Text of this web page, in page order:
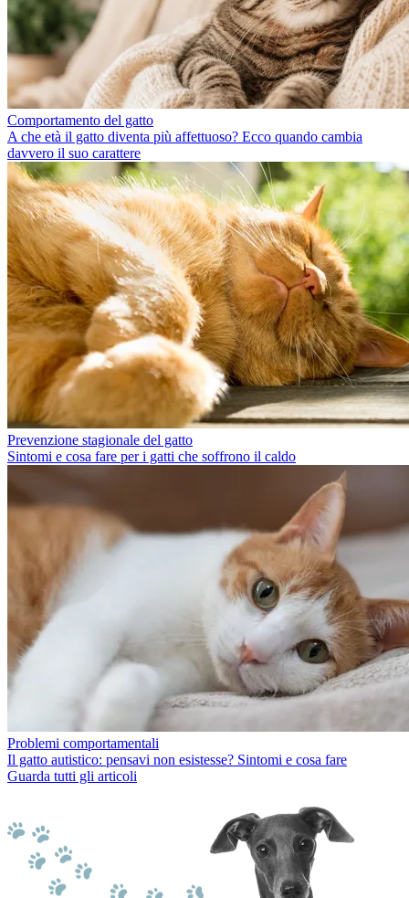
Comportamento del gatto
A che età il gatto diventa più affettuoso? Ecco quando cambia
davvero il suo carattere
Prevenzione stagionale del gatto
Sintomi e cosa fare per i gatti che soffrono il caldo
Problemi comportamentali
Il gatto autistico: pensavi non esistesse? Sintomi e cosa fare
Guarda tutti gli articoli